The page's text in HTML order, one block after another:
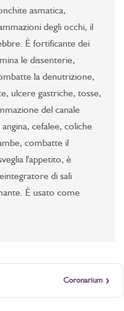
asmatica,
degli occhi, il
È fortificante dei
le dissenterie,
la denutrizione,
ulcere gastriche, tosse,
del canale
cefalee, coliche
combatte il
l'appetito, è
di sali
È usato come
Coronarium ›